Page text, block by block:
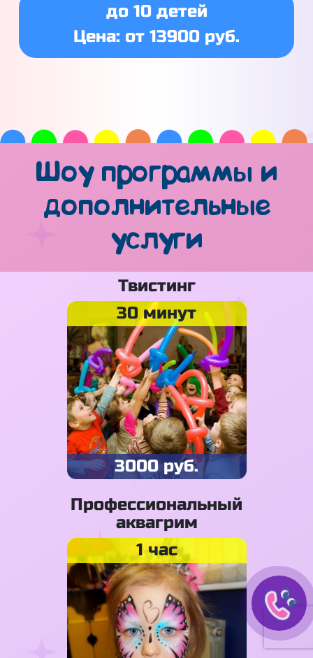
до 10 детей
Цена: от 13900 руб.
Шоу программы и
дополнительные
услуги
Твистинг
30 минут
3000 руб.
Профессиональный
аквагрим
1 час